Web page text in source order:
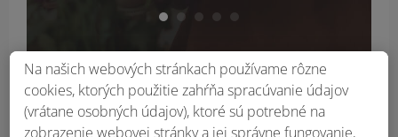
Na našich webových stránkach používame rôzne
cookies, ktorých použitie zahŕňa spracúvanie údajov
(vrátane osobných údajov), ktoré sú potrebné na
zobrazenie webovej stránky a jej správne fungovanie,